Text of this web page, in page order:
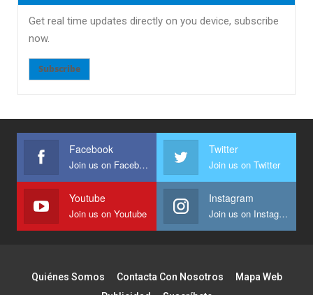
Get real time updates directly on you device, subscribe
now.
Subscribe
Facebook
Join us on Facebook
Twitter
Join us on Twitter
Youtube
Join us on Youtube
Instagram
Join us on Instagram
Quiénes Somos Contacta Con Nosotros
Mapa Web